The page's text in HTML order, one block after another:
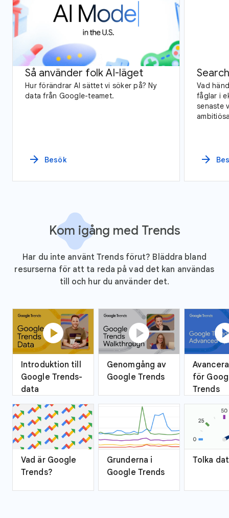
Så använder folk AI-läget
Hur förändrar AI sättet vi söker på? Ny
data från Google-teamet.
arrow_forward Besök
Vad
fåglar i
senaste
arrow_forward
Kom igång med Trends
Har du inte använt Trends förut? Bläddra bland
resurserna för att ta reda på vad det kan användas
till och hur du använder det.
play_circle
Introduktion till
Google Trends-
data
play_circle
Genomgång av
Google Trends
för
Trends
Vad är Google
Trends?
Grunderna i
Google Trends
Tolka